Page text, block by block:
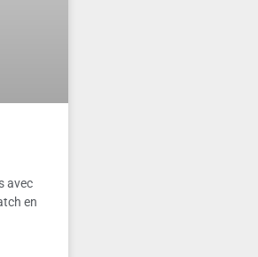
avec
en